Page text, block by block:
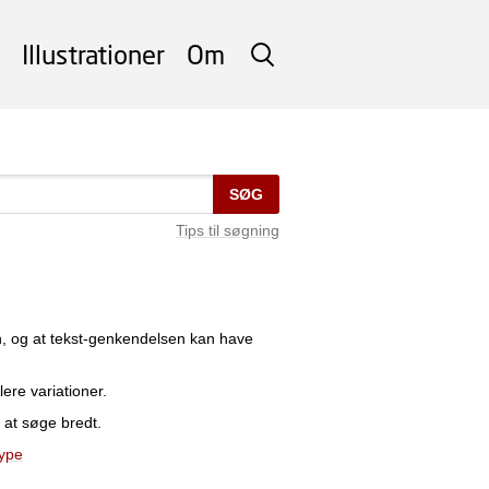
SØG
Illustrationer Om
SØG
Tips til søgning
at tekst-genkendelsen kan have
variationer.
søge bredt.